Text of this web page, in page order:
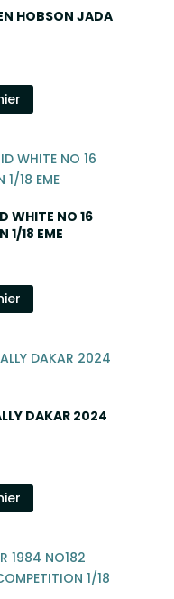
HOBSON JADA
WHITE NO 16
1/18 EME
DAKAR 2024